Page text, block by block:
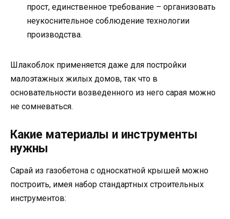
прост, единственное требование – организовать
неукоснительное соблюдение технологии
производства.
Шлакоблок применяется даже для постройки
малоэтажных жилых домов, так что в
основательности возведенного из него сарая можно
не сомневаться.
Какие материалы и инструменты
нужны
Сарай из газобетона с односкатной крышей можно
построить, имея набор стандартных строительных
инструментов: